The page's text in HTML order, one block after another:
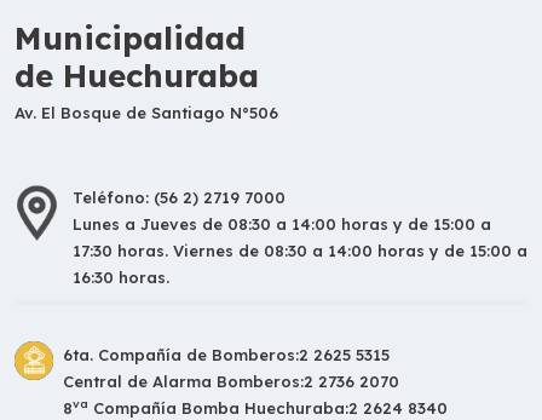
Municipalidad
de Huechuraba
Av. El Bosque de Santiago N°506
Teléfono: (56 2) 2719 7000
Lunes a Jueves de 08:30 a 14:00 horas y de 15:00 a
17:30 horas. Viernes de 08:30 a 14:00 horas y de 15:00 a
16:30 horas.
6ta. Compañía de Bomberos:2 2625 5315
Central de Alarma Bomberos:2 2736 2070
8va Compañía Bomba Huechuraba:2 2624 8340